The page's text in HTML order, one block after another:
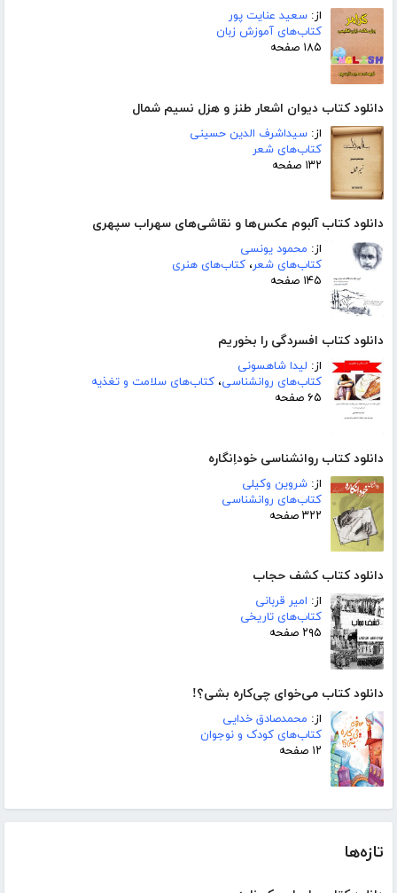
از: سعید عنایت پور
کتاب‌های آموزش زبان
۱۸۵ صفحه
دانلود کتاب دیوان اشعار طنز و هزل نسیم شمال
از: سیداشرف الدین حسینی
کتاب‌های شعر
۱۳۲ صفحه
دانلود کتاب آلبوم عکس‌ها و نقاشی‌های سهراب سپهری
از: محمود یونسی
کتاب‌های شعر، کتاب‌های هنری
۱۴۵ صفحه
دانلود کتاب افسردگی را بخوریم
از: لیدا شاهسونی
کتاب‌های روانشناسی، کتاب‌های سلامت و تغذیه
۶۵ صفحه
دانلود کتاب روانشناسی خوداِنگاره
از: شروین وکیلی
کتاب‌های روانشناسی
۳۲۲ صفحه
دانلود کتاب کشف حجاب
از: امیر قربانی
کتاب‌های تاریخی
۲۹۵ صفحه
دانلود کتاب می‌خوای چی‌کاره بشی؟!
از: محمدصادق خدایی
کتاب‌های کودک و نوجوان
۱۲ صفحه
تازه‌ها